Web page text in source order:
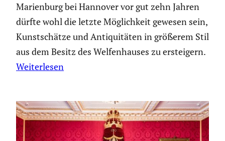
Marien­burg bei Hannover vor gut zehn Jahren
dürfte wohl die letzte Möglich­keit gewesen sein,
Kunst­schätze und Antiqui­täten in größerem Stil
aus dem Besitz des Welfen­hauses zu erstei­gern.
Weiterlesen